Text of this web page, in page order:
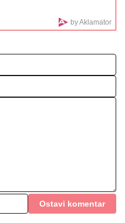
se u bikini i
OBLINE Skroz joj